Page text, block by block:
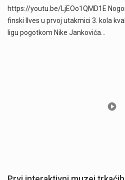
https://youtu.be/LjEOo1QMD1E
finski Ilves u prvoj utakmici 3. kola
ligu pogotkom Nike Jankovića…